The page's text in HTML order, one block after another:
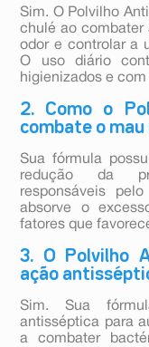
Sim. O Polvilho
chulé ao combater
odor e controlar a
O uso diário
higienizados e
2. Como o
combate o mau
Sua fórmula
redução da
responsáveis
absorve o
fatores que
3. O Polvilho
ação
Sim. Sua
antisséptica para
a combater